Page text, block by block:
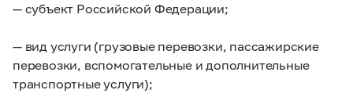
— субъект Российской Федерации;
— вид услуги (грузовые перевозки, пассажирские
перевозки, вспомогательные и дополнительные
транспортные услуги);